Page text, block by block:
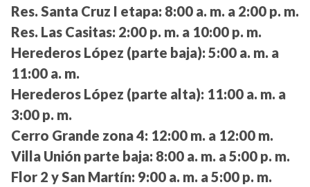
Res. Santa Cruz I etapa: 8:00 a. m. a 2:00 p. m.
Res. Las Casitas: 2:00 p. m. a 10:00 p. m.
Herederos López (parte baja): 5:00 a. m. a
11:00 a. m.
Herederos López (parte alta): 11:00 a. m. a
3:00 p. m.
Cerro Grande zona 4: 12:00 m. a 12:00 m.
Villa Unión parte baja: 8:00 a. m. a 5:00 p. m.
Flor 2 y San Martín: 9:00 a. m. a 5:00 p. m.